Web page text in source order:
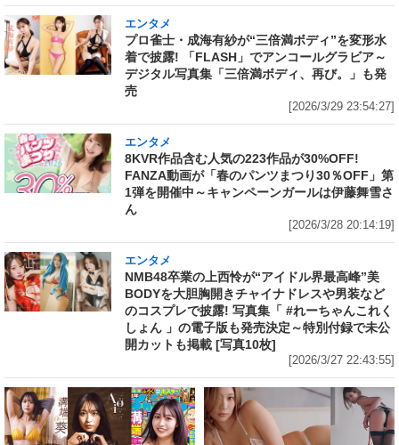
エンタメ
プロ雀士・成海有紗が“三倍満ボディ”を変形水
着で披露! 「FLASH」でアンコールグラビア～
デジタル写真集「三倍満ボディ、再び。」も発
売
[2026/3/29 23:54:27]
エンタメ
8KVR作品含む人気の223作品が30%OFF!
FANZA動画が「春のパンツまつり30％OFF」第
1弾を開催中～キャンペーンガールは伊藤舞雪さ
ん
[2026/3/28 20:14:19]
エンタメ
NMB48卒業の上西怜が“アイドル界最高峰”美
BODYを大胆胸開きチャイナドレスや男装など
のコスプレで披露! 写真集「 #れーちゃんこれく
しょん 」の電子版も発売決定～特別付録で未公
開カットも掲載 [写真10枚]
[2026/3/27 22:43:55]